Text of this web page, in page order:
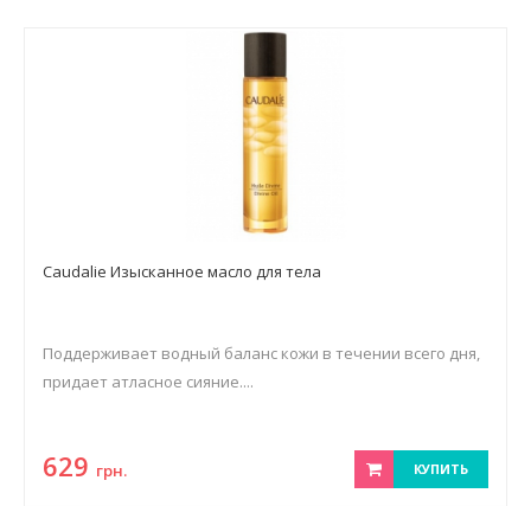
Caudalie Изысканное масло для тела
Поддерживает водный баланс кожи в течении всего дня,
придает атласное сияние....
629 грн. КУПИТЬ